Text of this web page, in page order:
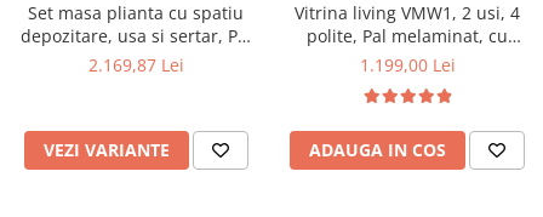
Set masa plianta cu spatiu
depozitare, usa si sertar, Pal
Melaminat, 160x96x80 cm si 6
2.169,87 Lei
VEZI VARIANTE
Vitrina living VMW1, 2 usi, 4
polite, Pal melaminat, cu
insertii MDF, Nuc
1.199,00 Lei
ADAUGA IN COS